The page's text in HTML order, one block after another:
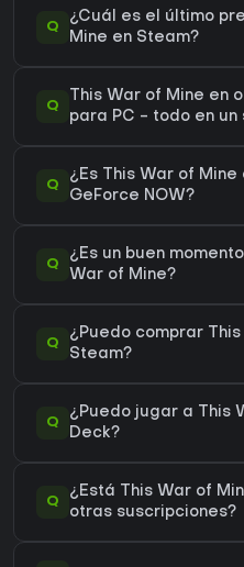
Q
¿Cuál es el último
Mine en Steam?
Q
This War of Mine en
para PC - todo en un
Q
¿Es This War of
GeForce NOW?
Q
¿Es un buen
War of Mine?
Q
¿Puedo comprar
Steam?
Q
¿Puedo jugar a This
Deck?
Q
¿Está This War of
otras suscripciones?